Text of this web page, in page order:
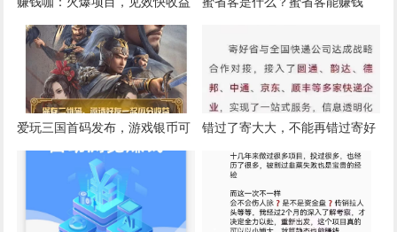
高，提现秒到，售后无忧。
爱玩三国首码发布，游戏银币可
转可提，官方兜底，特别适合零
错过了寄大大，不能再错过寄好